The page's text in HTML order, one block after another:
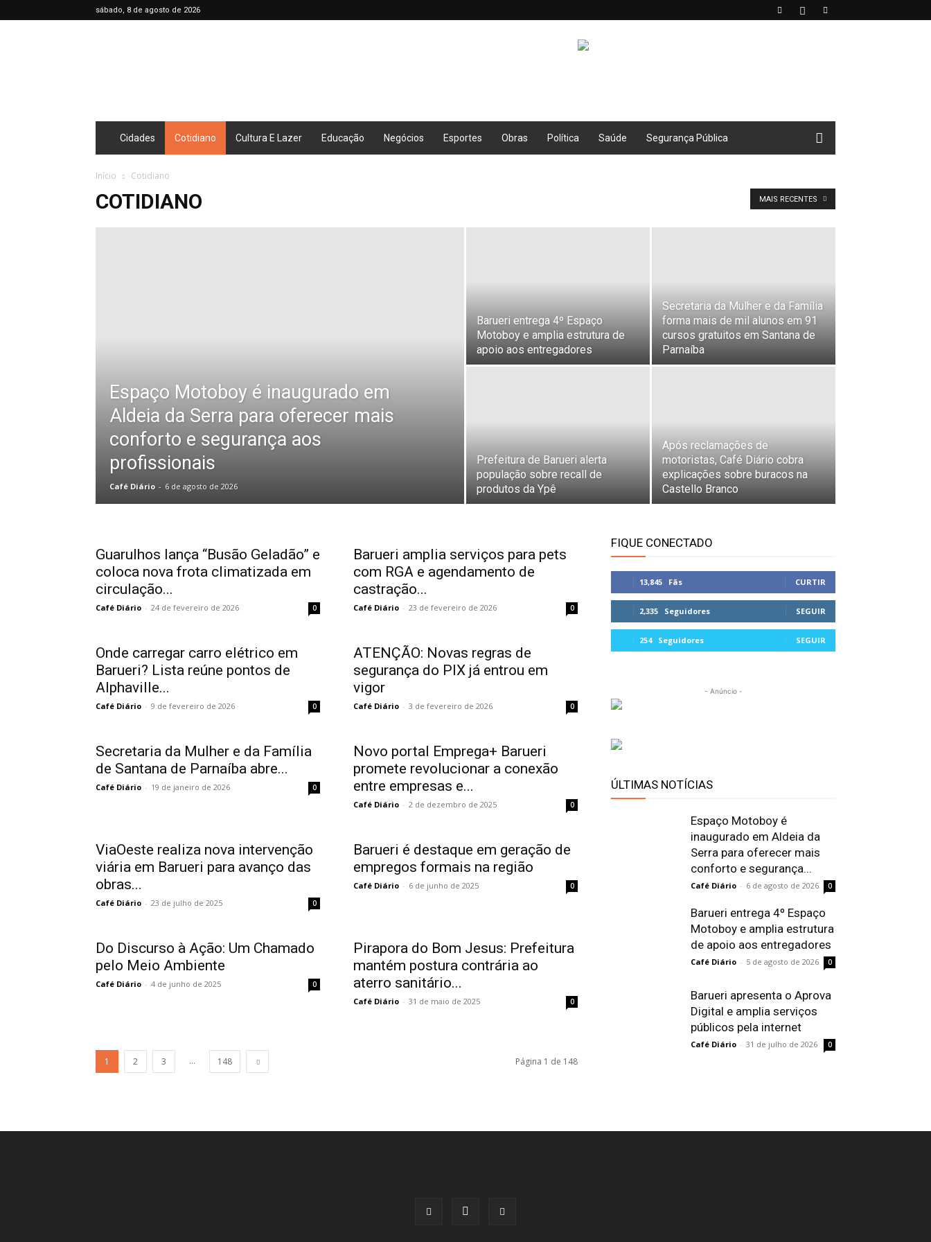
sábado, 8 de agosto de 2026
Cidades Cotidiano Cultura E Lazer Educação Negócios Esportes Obras Política Saúde Segurança Pública
Início Cotidiano
COTIDIANO MAIS RECENTES
Espaço Motoboy é inaugurado em
Aldeia da Serra para oferecer mais
conforto e segurança aos
profissionais
Café Diário - 6 de agosto de 2026
Barueri entrega 4º Espaço
Motoboy e amplia estrutura de
apoio aos entregadores
Secretaria da Mulher e da Família
forma mais de mil alunos em 91
cursos gratuitos em Santana de
Parnaíba
Prefeitura de Barueri alerta
população sobre recall de
produtos da Ypê
Após reclamações de
motoristas, Café Diário cobra
explicações sobre buracos na
Castello Branco
Guarulhos lança “Busão Geladão” e
coloca nova frota climatizada em
circulação...
Café Diário - 24 de fevereiro de 2026 0
Barueri amplia serviços para pets
com RGA e agendamento de
castração...
Café Diário - 23 de fevereiro de 2026 0
Onde carregar carro elétrico em
Barueri? Lista reúne pontos de
Alphaville...
Café Diário - 9 de fevereiro de 2026 0
ATENÇÃO: Novas regras de
segurança do PIX já entrou em
vigor
Café Diário - 3 de fevereiro de 2026 0
Secretaria da Mulher e da Família
de Santana de Parnaíba abre...
Café Diário - 19 de janeiro de 2026 0
Novo portal Emprega+ Barueri
promete revolucionar a conexão
entre empresas e...
Café Diário - 2 de dezembro de 2025 0
ViaOeste realiza nova intervenção
viária em Barueri para avanço das
obras...
Café Diário - 23 de julho de 2025 0
Barueri é destaque em geração de
empregos formais na região
Café Diário - 6 de junho de 2025 0
Do Discurso à Ação: Um Chamado
pelo Meio Ambiente
Café Diário - 4 de junho de 2025 0
Pirapora do Bom Jesus: Prefeitura
mantém postura contrária ao
aterro sanitário...
Café Diário - 31 de maio de 2025 0
1 2 3 ... 148 Página 1 de 148
FIQUE CONECTADO
13,845 Fãs CURTIR
2,335 Seguidores SEGUIR
254 Seguidores SEGUIR
- Anúncio -
ÚLTIMAS NOTÍCIAS
Espaço Motoboy é
inaugurado em Aldeia da
Serra para oferecer mais
conforto e segurança...
Café Diário - 6 de agosto de 2026 0
Barueri entrega 4º Espaço
Motoboy e amplia estrutura
de apoio aos entregadores
Café Diário - 5 de agosto de 2026 0
Barueri apresenta o Aprova
Digital e amplia serviços
públicos pela internet
Café Diário - 31 de julho de 2026 0